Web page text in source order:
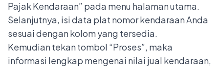
Pajak Kendaraan” pada menu halaman utama.
Selanjutnya, isi data plat nomor kendaraan Anda
sesuai dengan kolom yang tersedia.
Kemudian tekan tombol “Proses”, maka
informasi lengkap mengenai nilai jual kendaraan,